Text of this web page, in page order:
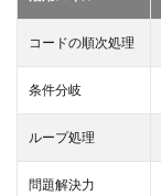
コードの順次処理
条件分岐
ループ処理
問題解決力